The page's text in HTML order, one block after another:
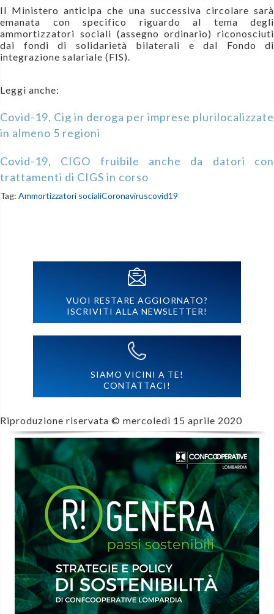
Il Ministero anticipa che una successiva circolare sarà
emanata con specifico riguardo al tema degli
ammortizzatori sociali (assegno ordinario) riconosciuti
dai fondi di solidarietà bilaterali e dal Fondo di
integrazione salariale (FIS).
Leggi anche:
Covid-19, Cig in deroga per imprese plurilocalizzate
in almeno 5 regioni
Covid-19, CIGO fruibile anche da datori con
trattamenti di CIGS in corso
Tag: Ammortizzatori socialiCoronaviruscovid19
VUOI RESTARE AGGIORNATO?
ISCRIVITI ALLA NEWSLETTER!
SIAMO VICINI A TE!
CONTATTACI!
Riproduzione riservata © mercoledì 15 aprile 2020